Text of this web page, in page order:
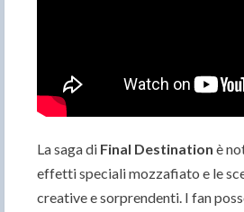
La saga di Final Destination è
effetti speciali mozzafiato e le
creative e sorprendenti. I fan